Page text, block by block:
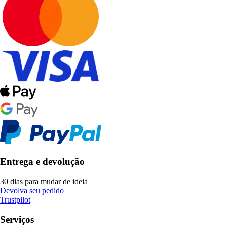
Entrega e devolução
30 dias para mudar de ideia
Devolva seu pedido
Trustpilot
Serviços